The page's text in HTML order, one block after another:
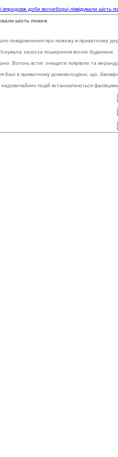
доби вогнеборці ліквідували шість
шість пожеж
повідомлення про пожежу в приватному
загроза поширення вогню будинком.
Вогонь встиг знищити покрівлю та
бані в приватному домоволодінні, що,
подій встановлюються